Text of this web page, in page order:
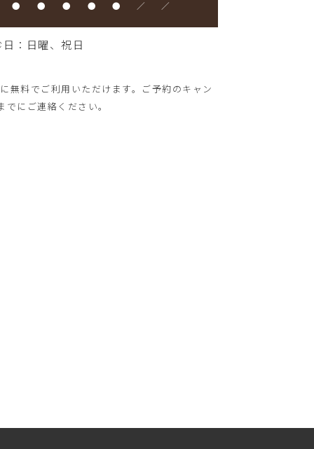
● ● ● ● ● ／ ／
日：日曜、祝日
無料でご利用いただけます。ご予約のキャン
にご連絡ください。